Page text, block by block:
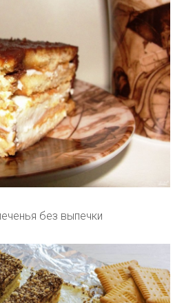
без выпечки